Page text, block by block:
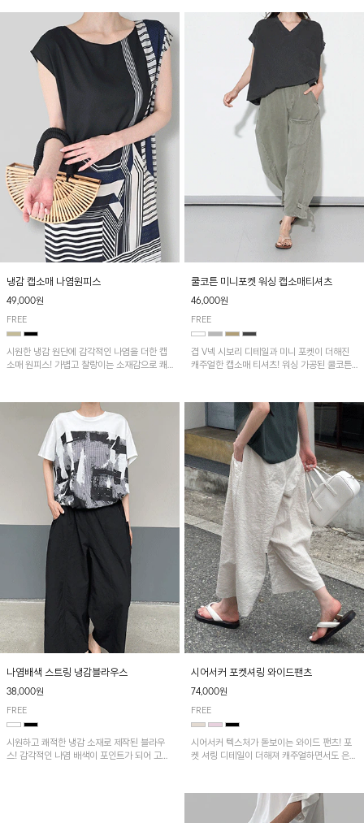
냉감 캡소매 나염원피스
49,000원
FREE
시원한 냉감 원단에 감각적인 나염을 더한 캡
소매 원피스! 가볍고 찰랑이는 소재감으로 쾌
쿨코튼 미니포켓 워싱 캡소매티셔츠
46,000원
FREE
겹 V넥 시보리 디테일과 미니 포켓이 더해진
캐주얼한 캡소매 티셔츠! 워싱 가공된 쿨코튼
나염배색 스트링 냉감블라우스
38,000원
FREE
시원하고 쾌적한 냉감 소재로 제작된 블라우
스! 감각적인 나염 배색이 포인트가 되어 고급
시어서커 포켓셔링 와이드팬츠
74,000원
FREE
시어서커 텍스처가 돋보이는 와이드 팬츠! 포
켓 셔링 디테일이 더해져 캐주얼하면서도 은은
다. 가볍고 쾌적한 착용감으로 여름철 데일리
아이템으로 활용하기 좋아요~